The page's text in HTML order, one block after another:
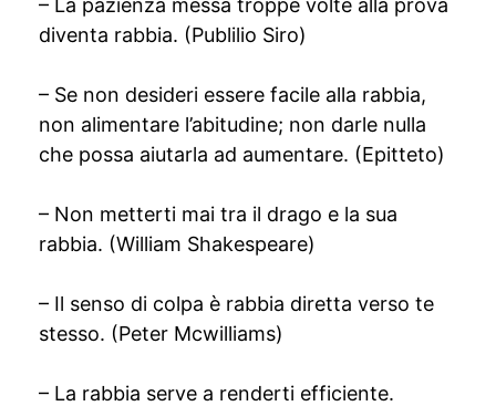
– La pazienza messa troppe volte alla prova
diventa rabbia. (Publilio Siro)
– Se non desideri essere facile alla rabbia,
non alimentare l’abitudine; non darle nulla
che possa aiutarla ad aumentare. (Epitteto)
– Non metterti mai tra il drago e la sua
rabbia. (William Shakespeare)
– Il senso di colpa è rabbia diretta verso te
stesso. (Peter Mcwilliams)
– La rabbia serve a renderti efficiente.